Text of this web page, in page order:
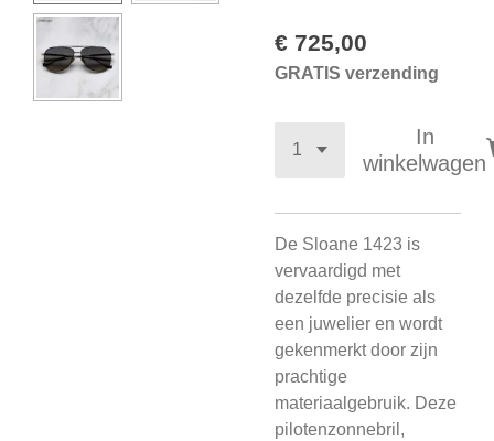
€ 725,00
GRATIS verzending
In
winkelwagen
De Sloane 1423 is
vervaardigd met
dezelfde precisie als
een juwelier en wordt
gekenmerkt door zijn
prachtige
materiaalgebruik. Deze
pilotenzonnebril,